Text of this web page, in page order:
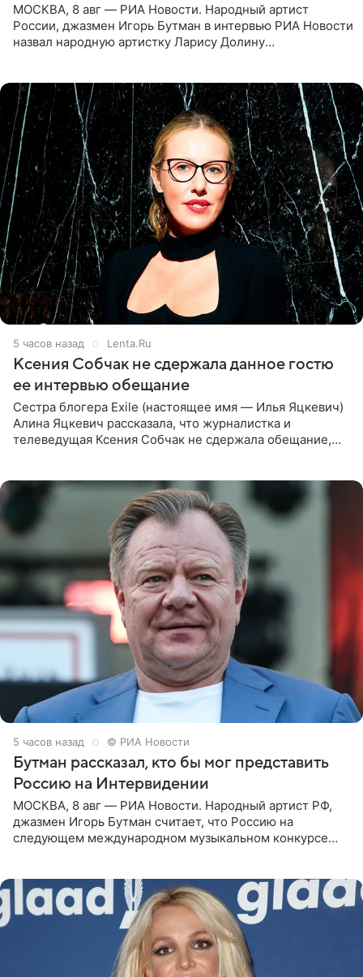
МОСКВА, 8 авг — РИА Новости. Народный артист
России, джазмен Игорь Бутман в интервью РИА Новости
назвал народную артистку Ларису Долину
5 часов назад Lenta.Ru
Ксения Собчак не сдержала данное гостю
ее интервью обещание
Сестра блогера Exile (настоящее имя — Илья Яцкевич)
Алина Яцкевич рассказала, что журналистка и
телеведущая Ксения Собчак не сдержала обещание,
5 часов назад © РИА Новости
Бутман рассказал, кто бы мог представить
Россию на Интервидении
МОСКВА, 8 авг — РИА Новости. Народный артист РФ,
джазмен Игорь Бутман считает, что Россию на
следующем международном музыкальном конкурсе